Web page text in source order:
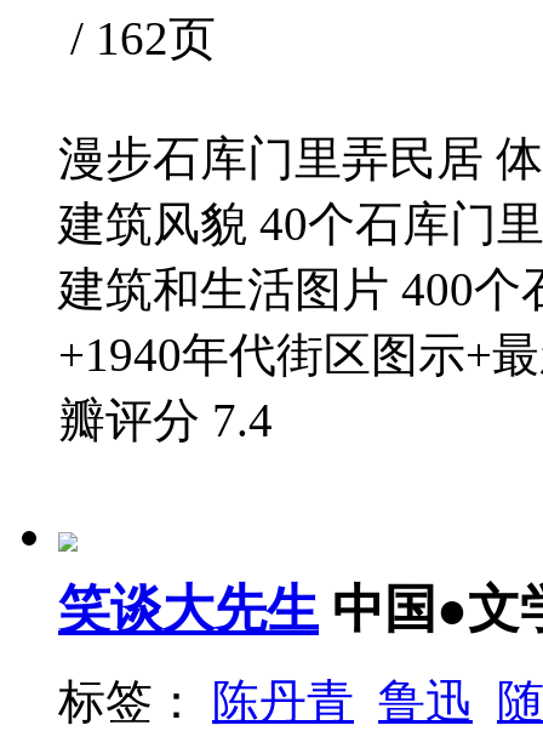
/ 162页
漫步石库门里弄民居
建筑风貌 40个石库门
建筑和生活图片 400
+1940年代街区图示+
瓣评分 7.4
笑谈大先生 中国●文
标签： 陈丹青 鲁迅